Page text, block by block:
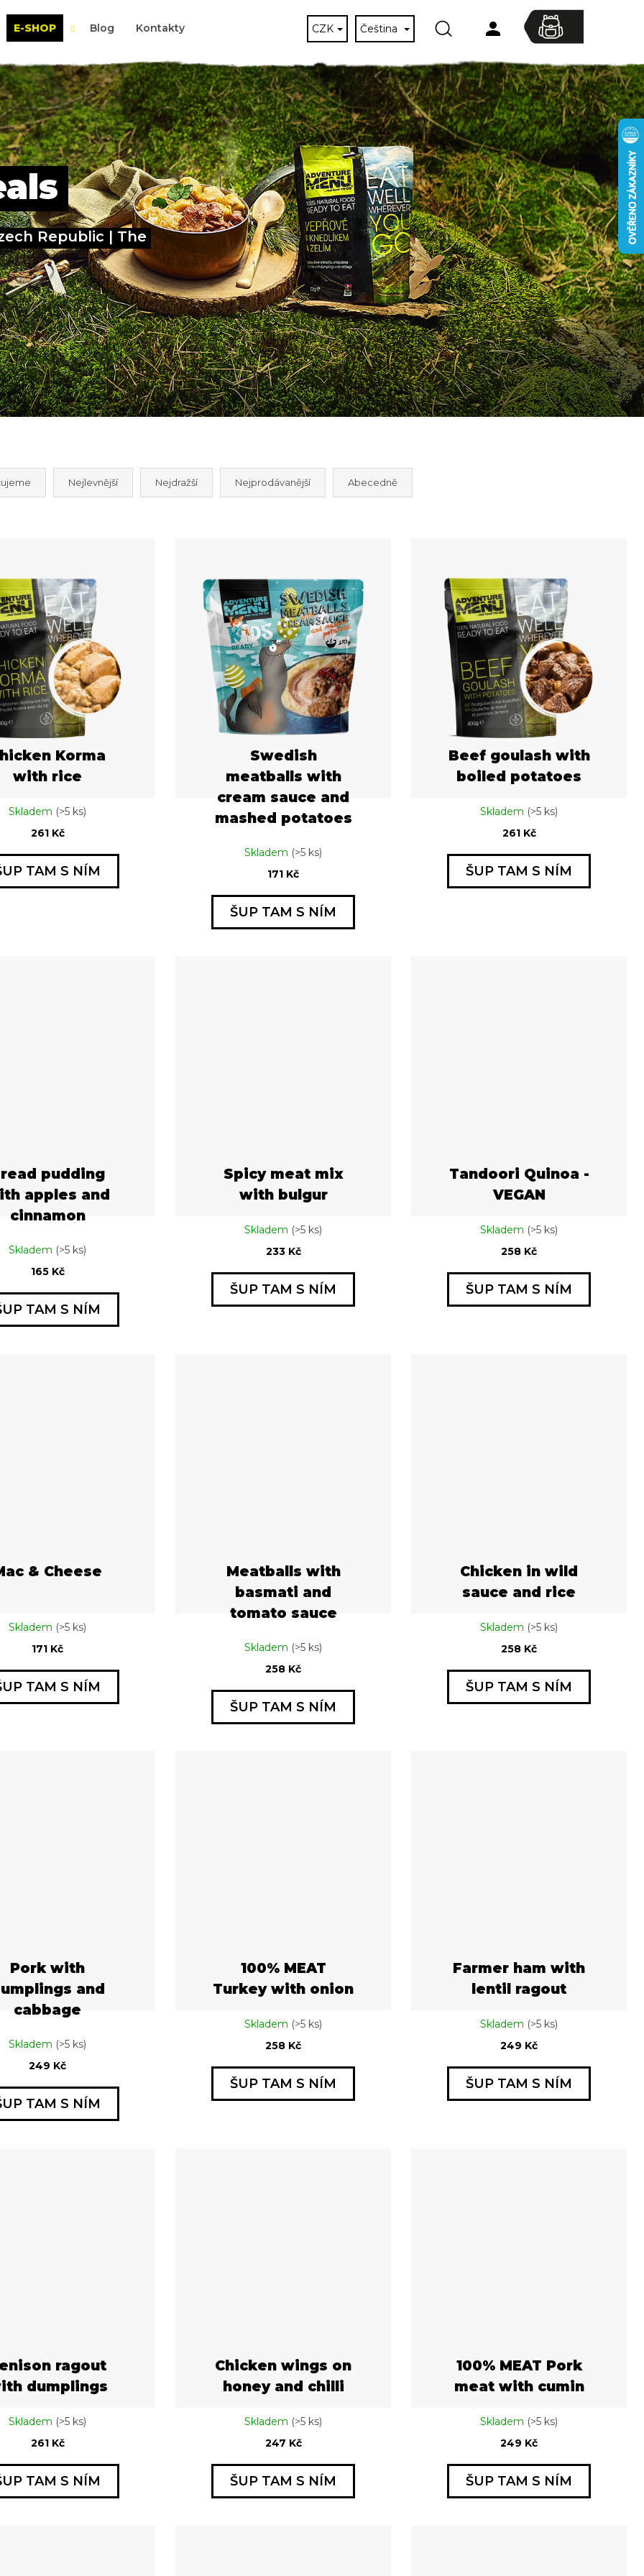
E-SHOP Blog Kontakty CZK Čeština
Hledat
košík
Republic | The
Nejlevnější Nejdražší Nejprodávanější Abecedně
Korma
with rice
Skladem (>5 ks)
261 Kč
TAM S NÍM
Swedish
meatballs with
cream sauce and
mashed potatoes
Skladem (>5 ks)
171 Kč
ŠUP TAM S NÍM
Beef goulash with
boiled potatoes
Skladem (>5 ks)
261 Kč
ŠUP TAM S NÍM
pudding
apples and
cinnamon
Skladem (>5 ks)
165 Kč
TAM S NÍM
Spicy meat mix
with bulgur
Skladem (>5 ks)
233 Kč
ŠUP TAM S NÍM
Tandoori Quinoa -
VEGAN
Skladem (>5 ks)
258 Kč
ŠUP TAM S NÍM
& Cheese
Skladem (>5 ks)
171 Kč
TAM S NÍM
Meatballs with
basmati and
tomato sauce
Skladem (>5 ks)
258 Kč
ŠUP TAM S NÍM
Chicken in wild
sauce and rice
Skladem (>5 ks)
258 Kč
ŠUP TAM S NÍM
Pork with
and
cabbage
Skladem (>5 ks)
249 Kč
TAM S NÍM
100% MEAT
Turkey with onion
Skladem (>5 ks)
258 Kč
ŠUP TAM S NÍM
Farmer ham with
lentil ragout
Skladem (>5 ks)
249 Kč
ŠUP TAM S NÍM
ragout
dumplings
Skladem (>5 ks)
261 Kč
TAM S NÍM
Chicken wings on
honey and chilli
Skladem (>5 ks)
247 Kč
ŠUP TAM S NÍM
100% MEAT Pork
meat with cumin
Skladem (>5 ks)
249 Kč
ŠUP TAM S NÍM
potřebujete najít?
HLEDAT
Doporučujeme
Následující
PENNE S
BOLOŇSKOU
OMÁČKOU A
PARMESÁNEM
Kč
JELENÍ RAGÚ S
BRAMBOROVÝMI
ŠPALÍČKY
245 Kč